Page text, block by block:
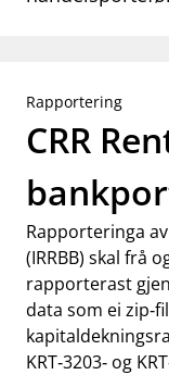
Rapportering
CRR
Rapporteringa
(IRRBB) skal frå
rapporterast
data som ei
KRT‑3203‑ og